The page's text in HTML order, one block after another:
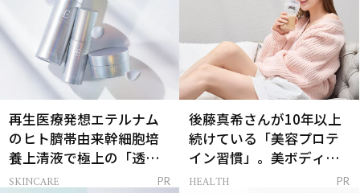
再生医療発想エテルナム
のヒト臍帯由来幹細胞培
養上清液で極上の「透明
感ハリ肌」へ
SKINCARE PR
後藤真希さんが10年以上
続けている「美容プロテ
イン習慣」。美ボディを
支える朝ルーティンと
HEALTH PR